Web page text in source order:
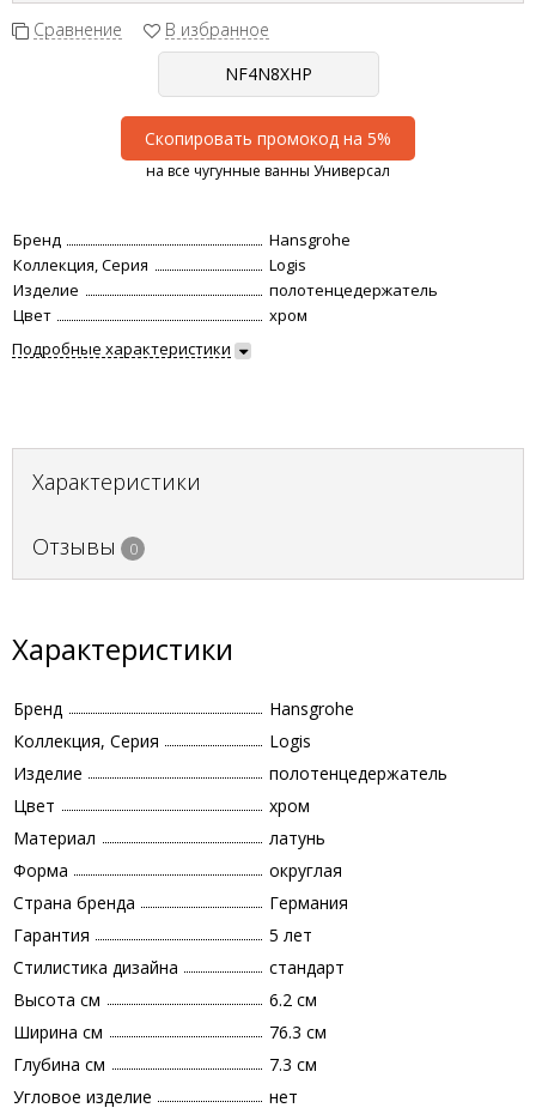
Сравнение В избранное
Скопировать промокод на 5%
на все чугунные ванны Универсал
Бренд
Hansgrohe
Коллекция, Серия
Logis
Изделие
полотенцедержатель
Цвет
хром
Подробные характеристики
Характеристики
Отзывы 0
Характеристики
Бренд
Hansgrohe
Коллекция, Серия
Logis
Изделие
полотенцедержатель
Цвет
хром
Материал
латунь
Форма
округлая
Страна бренда
Германия
Гарантия
5 лет
Стилистика дизайна
стандарт
Высота см
6.2 см
Ширина см
76.3 см
Глубина см
7.3 см
Угловое изделие
нет